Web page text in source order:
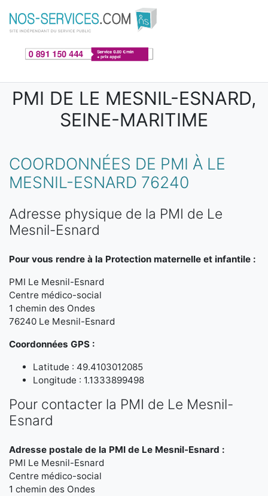
Aller au contenu principal
PMI DE LE MESNIL-ESNARD,
SEINE-MARITIME
COORDONNÉES DE PMI À LE
MESNIL-ESNARD 76240
Adresse physique de la PMI de Le
Mesnil-Esnard
Pour vous rendre à la Protection maternelle et infantile :
PMI Le Mesnil-Esnard
Centre médico-social
1 chemin des Ondes
76240 Le Mesnil-Esnard
Coordonnées GPS :
Latitude : 49.4103012085
Longitude : 1.1333899498
Pour contacter la PMI de Le Mesnil-
Esnard
Adresse postale de la PMI de Le Mesnil-Esnard :
PMI Le Mesnil-Esnard
Centre médico-social
1 chemin des Ondes